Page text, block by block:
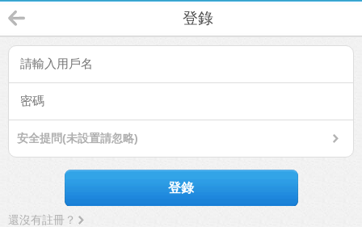
登錄
安全提問(未設置請忽略)
登錄
還沒有註冊？